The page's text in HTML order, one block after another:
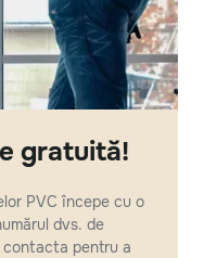
gratuită!
PVC începe cu o
dvs. de
pentru a